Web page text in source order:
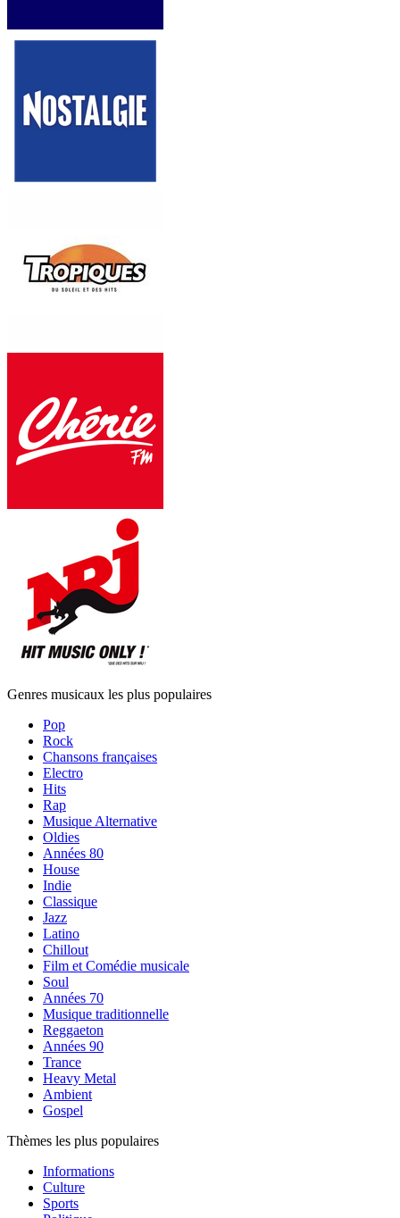
Genres musicaux les plus populaires
Pop
Rock
Chansons françaises
Electro
Hits
Rap
Musique Alternative
Oldies
Années 80
House
Indie
Classique
Jazz
Latino
Chillout
Film et Comédie musicale
Soul
Années 70
Musique traditionnelle
Reggaeton
Années 90
Trance
Heavy Metal
Ambient
Gospel
Thèmes les plus populaires
Informations
Culture
Sports